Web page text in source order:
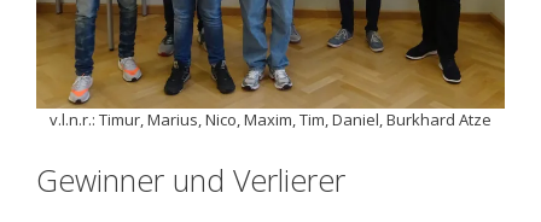
v.l.n.r.: Timur, Marius, Nico, Maxim, Tim, Daniel, Burkhard Atze
Gewinner und Verlierer